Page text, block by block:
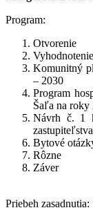
Program:
Otvorenie
Komunitný
– 2030
Program
Šaľa na roky
Návrh č. 1
Bytové
Rôzne
Záver
Priebeh zasadnutia: